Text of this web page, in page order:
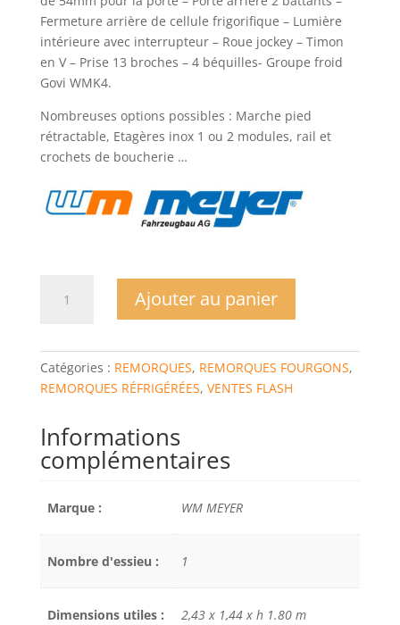
Fermeture arrière de cellule frigorifique – Lumière
intérieure avec interrupteur – Roue jockey – Timon
en V – Prise 13 broches – 4 béquilles- Groupe froid
Govi WMK4.
Nombreuses options possibles : Marche pied
rétractable, Etagères inox 1 ou 2 modules, rail et
crochets de boucherie …
REFRIGEREE
WM
AZKF1025/145
Ajouter au panier
Catégories : REMORQUES, REMORQUES FOURGONS,
REMORQUES RÉFRIGÉRÉES, VENTES FLASH
Informations
complémentaires
Marque : WM MEYER
Nombre d'essieu : 1
Dimensions utiles : 2,43 x 1,44 x h 1.80 m